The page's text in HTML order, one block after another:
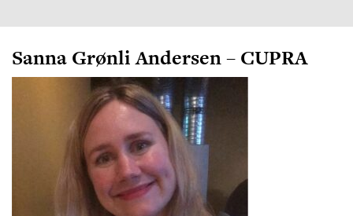
Sanna Grønli Andersen – CUPRA